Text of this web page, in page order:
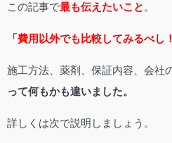
この記事で最も伝えたいこと 。
「費用以外でも比較してみるべし
施工方法、薬剤、保証内容、会社
って何もかも違いました。
詳しくは次で説明しましょう。